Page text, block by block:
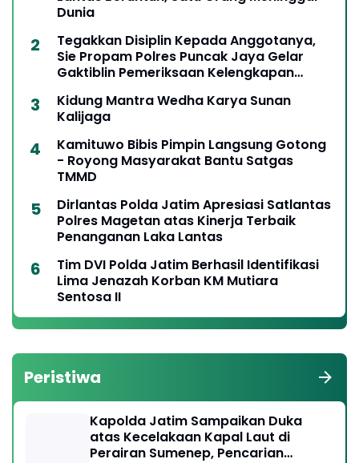
Dunia
Tegakkan Disiplin Kepada Anggotanya,
Sie Propam Polres Puncak Jaya Gelar
Gaktiblin Pemeriksaan Kelengkapan
Kidung Mantra Wedha Karya Sunan
Kalijaga
Kamituwo Bibis Pimpin Langsung Gotong
- Royong Masyarakat Bantu Satgas
TMMD
Dirlantas Polda Jatim Apresiasi Satlantas
Polres Magetan atas Kinerja Terbaik
Penanganan Laka Lantas
Tim DVI Polda Jatim Berhasil Identifikasi
Lima Jenazah Korban KM Mutiara
Sentosa II
Peristiwa
Kapolda Jatim Sampaikan Duka
atas Kecelakaan Kapal Laut di
Perairan Sumenep, Pencarian